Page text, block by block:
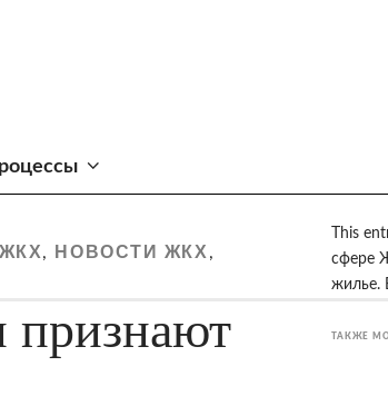
, НОВОСТИ ЖКХ ,
признают
This
сфере
жилье.
ТАКЖЕ